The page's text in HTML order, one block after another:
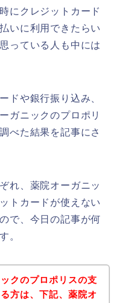
にクレジットカード
いに利用できたらい
っている人も中には
ドや銀行振り込み、
ガニックのプロポリ
べた結果を記事にさ
れ、薬院オーガニッ
トカードが使えない
で、今日の記事が何
。
クのプロポリスの支
方は、下記、薬院オ